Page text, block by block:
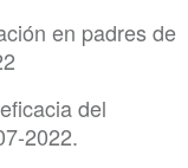
en padres de
del
2022.